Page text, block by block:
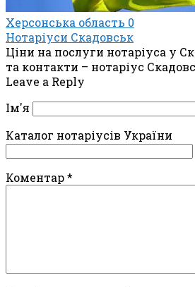
Херсонська область 0
Нотаріуси Скадовськ
Ціни на послуги нотаріуса у
та контакти – нотаріус
Leave a Reply
Ім'я
Каталог нотаріусів України
Коментар*